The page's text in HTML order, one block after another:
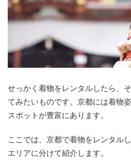
せっかく着物をレンタルしたら、
てみたいものです。京都には着物
スポットが豊富にあります。
ここでは、京都で着物をレンタル
エリアに分けて紹介します。